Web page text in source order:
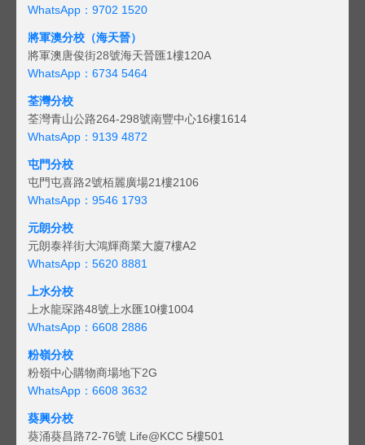
WhatsApp：9702 1520
將軍澳分校（海天晉）
將軍澳唐俊街28號海天晉匯1樓120A
WhatsApp：6734 5464
荃灣分校
荃灣青山公路264-298號南豐中心16樓1614
WhatsApp：9139 4872
屯門分校
屯門屯喜路2號栢麗廣場21樓2106
WhatsApp：9546 1793
元朗分校
元朗泰祥街大鴻輝商業大廈7樓A2
WhatsApp：5620 8881
上水分校
上水龍琛路48號上水匯10樓1004
WhatsApp：6608 2886
粉嶺分校
粉嶺中心購物商場地下2G
WhatsApp：6608 3632
葵興分校
葵涌葵昌路72-76號 Life@KCC 5樓501